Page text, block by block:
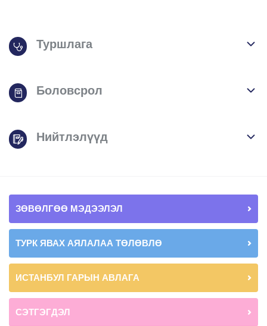
Туршлага
Боловсрол
Нийтлэлүүд
ЗӨВӨЛГӨӨ МЭДЭЭЛЭЛ
ТУРК ЯВАХ АЯЛАЛАА ТӨЛӨВЛӨ
ИСТАНБУЛ ГАРЫН АВЛАГА
СЭТГЭГДЭЛ